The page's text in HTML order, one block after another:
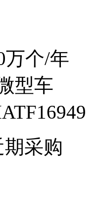
万个/年
型车
期采购